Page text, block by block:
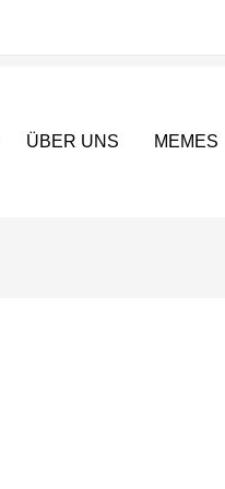
ÜBER UNS MEMES